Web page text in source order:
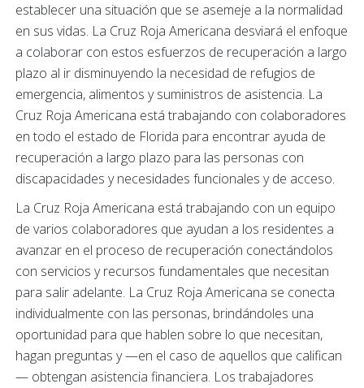
establecer una situación que se asemeje a la normalidad
en sus vidas. La Cruz Roja Americana desviará el enfoque
a colaborar con estos esfuerzos de recuperación a largo
plazo al ir disminuyendo la necesidad de refugios de
emergencia, alimentos y suministros de asistencia. La
Cruz Roja Americana está trabajando con colaboradores
en todo el estado de Florida para encontrar ayuda de
recuperación a largo plazo para las personas con
discapacidades y necesidades funcionales y de acceso.
La Cruz Roja Americana está trabajando con un equipo
de varios colaboradores que ayudan a los residentes a
avanzar en el proceso de recuperación conectándolos
con servicios y recursos fundamentales que necesitan
para salir adelante. La Cruz Roja Americana se conecta
individualmente con las personas, brindándoles una
oportunidad para que hablen sobre lo que necesitan,
hagan preguntas y —en el caso de aquellos que califican
— obtengan asistencia financiera. Los trabajadores